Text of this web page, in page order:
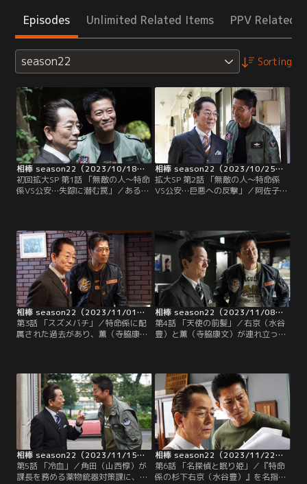
Episodes Unlimited Related Items PPV Related
season22 Sorting
相棒 season22（2023/10/18放送分）第01話
初回拡大SP 第1話 「無敵の人～特命
係VS公安…失踪に潜む罠」／ある
ションを訪れる。料理教室に通い始
めた美和子が、腕前を披露したいと
招待したのだ。もう一人、招かれて
いたのは、料理教室で知り合った上
原阿佐子（栗山千明）という女性。
相棒 season22（2023/10/25放送分）第02話
拡大SP 第2話 「無敵の人～特命係
VS公安…巨悪への反撃」／阿佐子
捜査員だったことが判明する。鶴見
は3年前、自ら志願して『微笑みの
楽園』という宗教団体に潜入。しか
し、その後、『微笑みの楽園』側に
取り込まれ、懲戒免職になったとい
う。
相棒 season22（2023/11/01放送分）第03話
第3話 「スズメバチ」／特命係に配
属された過去があり、薫（寺脇康
巻き込まれ、右京（水谷豊）を頼っ
てきたのでは？と勘繰っていた矢
先、風変わりな一報がもたらされ
る。
相棒 season22（2023/11/08放送分）第04話
第4話 「天使の前髪」／右京（水谷
豊）と薫（寺脇康文）が連れ立って
突き刺さった男性の遺体が。署で事
情を聞くと、女性は小さな劇団を主
宰する久保崎美怜（藤井美菜）とい
う女優で、死亡した男性は数日前、
オーディションで審査員を務めてい
た舞台演出家だという。
相棒 season22（2023/11/15放送分）第05話
第5話 「冷血」／角田（山西惇）が
課長を務める薬物銃器対策課に、所
相棒 season22（2023/11/22放送分）第06話
第6話 「名探偵と眠り姫」／『特命
係の杉下右京（水谷豊）』を名指し